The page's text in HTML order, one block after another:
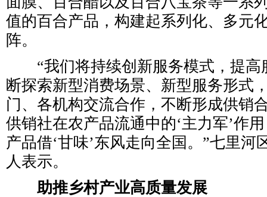
值的百合产品，构建起系列化、多元
阵。
“我们将持续创新服务模式，提高
断探索新型消费场景、新型服务形式
门、各机构交流合作，不断形成供销
供销社在农产品流通中的‘主力军’作
产品借‘甘味’东风走向全国。”七里河
人表示。
助推乡村产业高质量发展